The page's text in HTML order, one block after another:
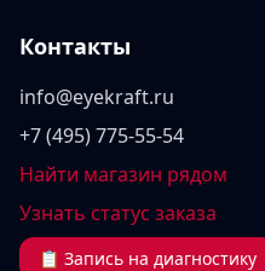
Контакты
info@eyekraft.ru
+7 (495) 775-55-54
Найти магазин рядом
Узнать статус заказа
📋 Запись на диагностику